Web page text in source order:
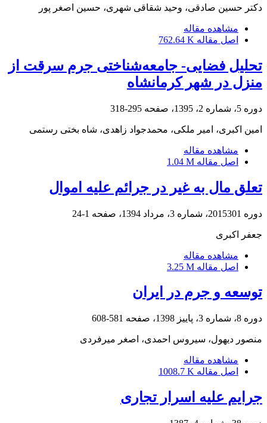
دکتر حسین صادقى، وحید شقاقى شهرى، حسین اصغر پور
مشاهده مقاله
اصل مقاله 762.64 K
تحلیل فضایی- جامعه‌شناختی جرم سرقت از
منزل در شهر کرمانشاه
دوره 5، شماره 2، 1395، صفحه 295-318
امین اکبری، امیر ملکی، محمدجواد زاهدی، شاه بختی رستمی
مشاهده مقاله
اصل مقاله 1.04 M
تعلق مال به غیر در جرائم علیه اموال
دوره 2015301، شماره 3، مرداد 1394، صفحه 1-24
جعفر اکبری
مشاهده مقاله
اصل مقاله 3.25 M
توسعه و جرم در ایران
دوره 8، شماره 3، پاییز 1398، صفحه 581-608
منصور دیهول، سیروس احمدی، اصغر میرفردی
مشاهده مقاله
اصل مقاله 1008.7 K
جرایم علیه اسرار تجاری